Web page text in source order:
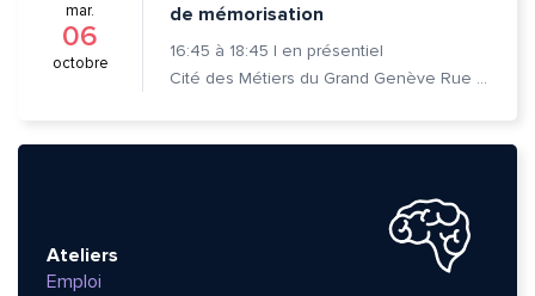
mar.
06
octobre
de mémorisation
16:45 à 18:45 | en présentiel
Cité des Métiers du Grand Genève Rue Prévost-Martin 6 1205 Genève
Ateliers
Emploi